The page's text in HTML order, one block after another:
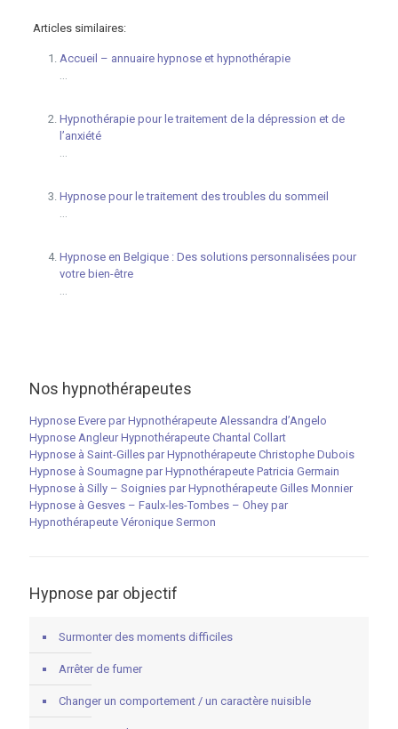
Articles similaires:
Accueil – annuaire hypnose et hypnothérapie
...
Hypnothérapie pour le traitement de la dépression et de
l’anxiété
...
Hypnose pour le traitement des troubles du sommeil
...
Hypnose en Belgique : Des solutions personnalisées pour
votre bien-être
...
Nos hypnothérapeutes
Hypnose Evere par Hypnothérapeute Alessandra d’Angelo
Hypnose Angleur Hypnothérapeute Chantal Collart
Hypnose à Saint-Gilles par Hypnothérapeute Christophe Dubois
Hypnose à Soumagne par Hypnothérapeute Patricia Germain
Hypnose à Silly – Soignies par Hypnothérapeute Gilles Monnier
Hypnose à Gesves – Faulx-les-Tombes – Ohey par
Hypnothérapeute Véronique Sermon
Hypnose par objectif
Surmonter des moments difficiles
Arrêter de fumer
Changer un comportement / un caractère nuisible